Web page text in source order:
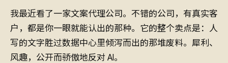
我最近看了一家文案代理公司。不错的公司，有真实客
户，都是你一眼就能认出的那种。它的整个卖点是：人
写的文字胜过数据中心里倾泻而出的那堆废料。犀利、
风趣，公开而骄傲地反对 AI。